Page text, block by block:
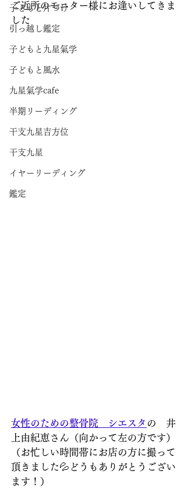
子どもと片づけ
引っ越し鑑定
子どもと九星氣学
子どもと風水
九星氣学cafe
半期リーディング
干支九星吉方位
干支九星
イヤーリーディング
鑑定
ご近所のモニター様にお逢いしてきま
した
女性のための整骨院　シエスタ の　井
上由紀恵さん（向かって左の方です）
（お忙しい時間帯にお店の方に撮って
頂きました💦どうもありがとうござい
ます！）